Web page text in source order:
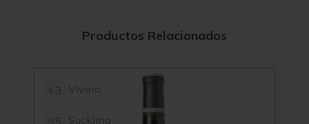
Productos Relacionados
Vivino
Suckling